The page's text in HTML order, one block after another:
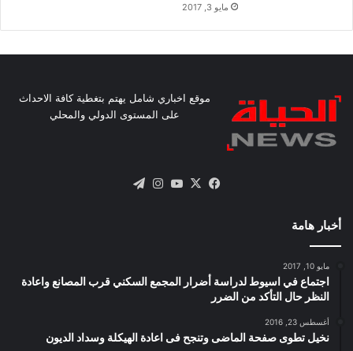
مايو 3, 2017
موقع اخباري شامل يهتم بتغطية كافة الاحداث
على المستوى الدولي والمحلي
فيسبوك
X يوتيوبانستقرام
أخبار هامة
مايو 10, 2017
اجتماع في اسيوط لدراسة أضرار المجمع السكني قرب المصانع واعادة
النظر حال التأكد من الضرر
أغسطس 23, 2016
نخيل تطوى صفحة الماضى وتنجح فى اعادة الهيكلة وسداد الديون